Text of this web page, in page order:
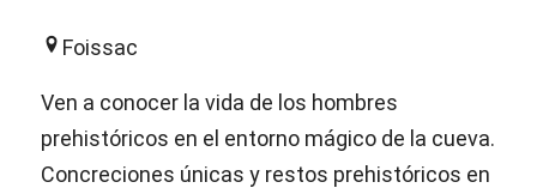
Foissac
Ven a conocer la vida de los hombres
prehistóricos en el entorno mágico de la cueva.
Concreciones únicas y restos prehistóricos en